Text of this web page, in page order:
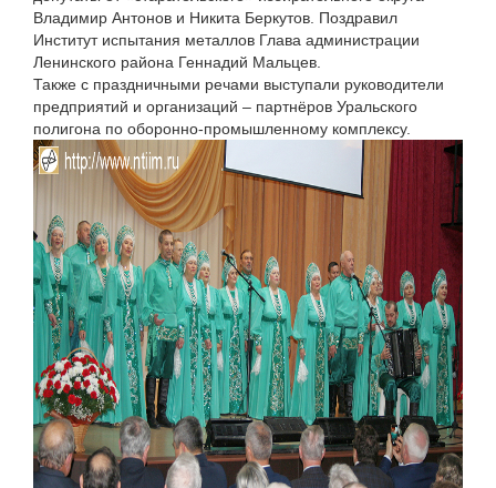
Владимир Антонов и Никита Беркутов. Поздравил
Институт испытания металлов Глава администрации
Ленинского района Геннадий Мальцев.
Также с праздничными речами выступали руководители
предприятий и организаций – партнёров Уральского
полигона по оборонно-промышленному комплексу.